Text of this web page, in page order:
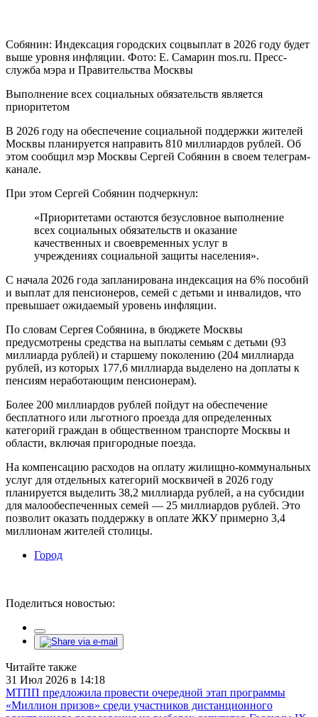
Собянин: Индексация городских соцвыплат в 2026 году будет
выше уровня инфляции. Фото: Е. Самарин mos.ru. Пресс-
служба мэра и Правительства Москвы
Выполнение всех социальных обязательств является
приоритетом
В 2026 году на обеспечение социальной поддержки жителей
Москвы планируется направить 810 миллиардов рублей. Об
этом сообщил мэр Москвы Сергей Собянин в своем телеграм-
канале.
При этом Сергей Собянин подчеркнул:
«Приоритетами остаются безусловное выполнение
всех социальных обязательств и оказание
качественных и своевременных услуг в
учреждениях социальной защиты населения».
С начала 2026 года запланирована индексация на 6% пособий
и выплат для пенсионеров, семей с детьми и инвалидов, что
превышает ожидаемый уровень инфляции.
По словам Сергея Собянина, в бюджете Москвы
предусмотрены средства на выплаты семьям с детьми (93
миллиарда рублей) и старшему поколению (204 миллиарда
рублей, из которых 177,6 миллиарда выделено на доплаты к
пенсиям неработающим пенсионерам).
Более 200 миллиардов рублей пойдут на обеспечение
бесплатного или льготного проезда для определенных
категорий граждан в общественном транспорте Москвы и
области, включая пригородные поезда.
На компенсацию расходов на оплату жилищно-коммунальных
услуг для отдельных категорий москвичей в 2026 году
планируется выделить 38,2 миллиарда рублей, а на субсидии
для малообеспеченных семей — 25 миллиардов рублей. Это
позволит оказать поддержку в оплате ЖКУ примерно 3,4
миллионам жителей столицы.
Город
Поделиться новостью:
Читайте также
31 Июл 2026 в 14:18
МТПП предложила провести очередной этап программы
«Миллион призов» среди участников дистанционного